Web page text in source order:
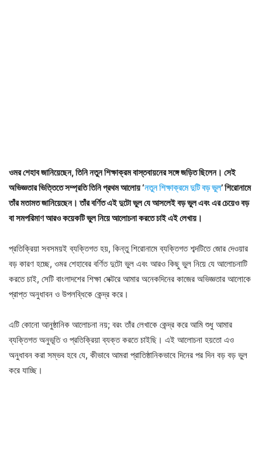
ওমর শেহাব জানিয়েছেন, তিনি নতুন শিক্ষাক্রম বাস্তবায়নের সঙ্গে জড়িত ছিলেন। সেই
অভিজ্ঞতার ভিত্তিতে সম্প্রতি তিনি প্রথম আলোয় ‘নতুন শিক্ষাক্রমে দুটি বড় ভুল’ শিরোনামে
তাঁর মতামত জানিয়েছেন। তাঁর বর্ণিত এই দুটো ভুল যে আসলেই বড় ভুল এবং এর চেয়েও বড়
বা সমপরিমাণ আরও কয়েকটি ভুল নিয়ে আলোচনা করতে চাই এই লেখায়।
প্রতিক্রিয়া সবসময়ই ব্যক্তিগত হয়, কিন্তু শিরোনামে ব্যক্তিগত শব্দটিতে জোর দেওয়ার
বড় কারণ হচ্ছে, ওমর শেহাবের বর্ণিত দুটো ভুল এবং আরও কিছু ভুল নিয়ে যে আলোচনাটি
করতে চাই, সেটি বাংলাদশের শিক্ষা সেক্টরে আমার অনেকদিনের কাজের অভিজ্ঞতার আলোকে
প্রাপ্ত অনুধাবন ও উপলব্ধিকে কেন্দ্র করে।
এটি কোনো আনুষ্ঠানিক আলোচনা নয়; বরং তাঁর লেখাকে কেন্দ্র করে আমি শুধু আমার
ব্যক্তিগত অনুভূতি ও প্রতিক্রিয়া ব্যক্ত করতে চাইছি। এই আলোচনা হয়তো এও
অনুধাবন করা সম্ভব হবে যে, কীভাবে আমরা প্রাতিষ্ঠানিকভাবে দিনের পর দিন বড় বড় ভুল
করে যাচ্ছি।